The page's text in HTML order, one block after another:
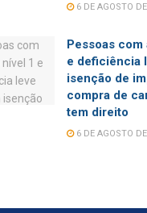
6 DE AGOSTO
Pessoas com
e deficiência
isenção de
compra de
tem direito
6 DE AGOSTO